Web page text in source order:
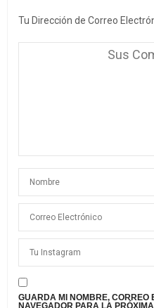
Tu Dirección de Correo
GUARDA MI NOMBRE, CORREO
NAVEGADOR PARA LA